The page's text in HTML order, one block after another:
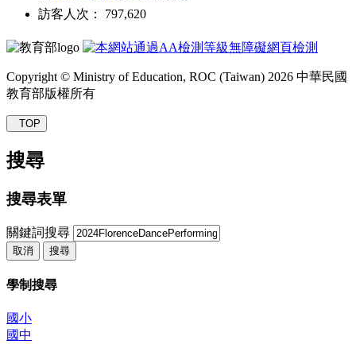
訪客人次： 797,620
Copyright © Ministry of Education, ROC (Taiwan) 2026 中華民國
教育部版權所有
TOP
搜尋
搜尋表單
關鍵詞搜尋
取消 搜尋
學制搜尋
國小
國中